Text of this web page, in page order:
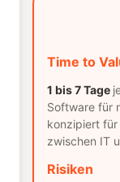
Time to
1 bis 7 Tage
Software für
konzipiert für
zwischen IT
Risiken